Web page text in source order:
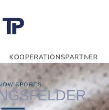
KOOPERATIONSPARTNER
SPORTS.